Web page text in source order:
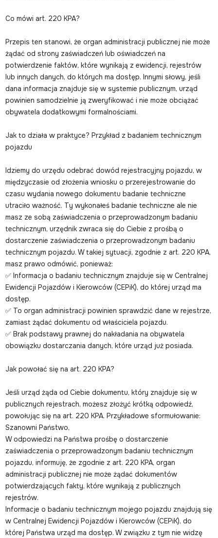
Co mówi art. 220 KPA?
Przepis ten stanowi, że organ administracji publicznej nie może
żądać od strony zaświadczeń lub oświadczeń na
potwierdzenie faktów, które wynikają z ewidencji, rejestrów
lub innych danych, do których ma dostęp. Innymi słowy, jeśli
dana informacja znajduje się w systemie publicznym, urząd
powinien samodzielnie ją zweryfikować i nie może obciążać
obywatela dodatkowymi formalnościami.
Jak to działa w praktyce? Przykład z badaniem technicznym
pojazdu
Idziemy do urzędu odebrać dowód rejestracyjny pojazdu, w
międzyczasie od złożenia wniosku o przerejestrowanie do
czasu wydania nowego dokumentu badanie techniczne
utraciło ważność. Ty wykonałeś badanie techniczne ale nie
masz ze sobą zaświadczenia o przeprowadzonym badaniu
technicznym, urzędnik zwraca się do Ciebie z prośbą o
dostarczenie zaświadczenia o przeprowadzonym badaniu
technicznym pojazdu. W takiej sytuacji, zgodnie z art. 220 KPA,
masz prawo odmówić, ponieważ:
✅ Informacja o badaniu technicznym znajduje się w Centralnej
Ewidencji Pojazdów i Kierowców (CEPiK), do której urząd ma
dostęp.
✅ To organ administracji powinien sprawdzić dane w rejestrze,
zamiast żądać dokumentu od właściciela pojazdu.
✅ Brak podstawy prawnej do nakładania na obywatela
obowiązku dostarczania danych, które urząd już posiada.
Jak powołać się na art. 220 KPA?
Jeśli urząd żąda od Ciebie dokumentu, który znajduje się w
publicznych rejestrach, możesz złożyć krótką odpowiedź,
powołując się na art. 220 KPA. Przykładowe sformułowanie:
Szanowni Państwo,
W odpowiedzi na Państwa prośbę o dostarczenie
zaświadczenia o przeprowadzonym badaniu technicznym
pojazdu, informuję, że zgodnie z art. 220 KPA, organ
administracji publicznej nie może żądać dokumentów
potwierdzających fakty, które wynikają z publicznych
rejestrów.
Informacje o badaniu technicznym mojego pojazdu znajdują się
w Centralnej Ewidencji Pojazdów i Kierowców (CEPiK), do
której Państwa urząd ma dostęp. W związku z tym nie widzę